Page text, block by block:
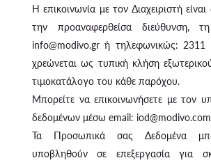
Η επικοινωνία με τον Διαχειριστή
την προαναφερθείσα διεύθυνση,
info@modivo.gr ή τηλεφωνικώς:
χρεώνεται ως τυπική κλήση
τιμοκατάλογο του κάθε παρόχου.
Μπορείτε να επικοινωνήσετε με τον
δεδομένων μέσω email:
Τα Προσωπικά σας Δεδομένα
υποβληθούν σε επεξεργασία για